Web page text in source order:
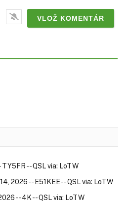
-- QSL via: LoTW
2026 -- E51KEE -- QSL via: LoTW
-- 4K -- QSL via: LoTW